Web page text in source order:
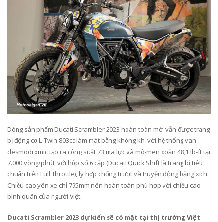
Dòng sản phẩm Ducati Scrambler 2023 hoàn toàn mới vẫn được trang
bị động cơ L-Twin 803cc làm mát bằng không khí với hệ thống van
desmodromic tạo ra công suất 73 mã lực và mô-men xoắn 48,1 lb-ft tại
7.000 vòng/phút, với hộp số 6 cấp (Ducati Quick Shift là trang bị tiêu
chuẩn trên Full Throttle), ly hợp chống trượt và truyền động bằng xích.
Chiều cao yên xe chỉ 795mm nên hoàn toàn phù hợp với chiều cao
bình quân của người Việt.
Ducati Scrambler 2023 dự kiến sẽ có mặt tại thị trường Việt